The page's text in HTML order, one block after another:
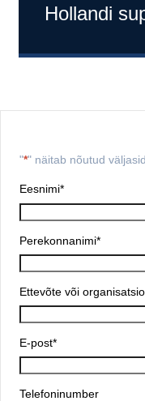
Hollandi
"*" näitab nõutud väljasid
Eesnimi*
Perekonnanimi*
Ettevõte või
E-post*
Telefoninumber